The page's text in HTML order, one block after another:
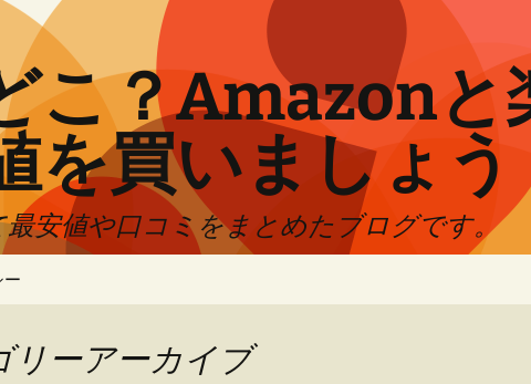
こ？Amazonと
を買いましょう
安値や口コミをまとめたブログです。
ー
リーアーカイブ